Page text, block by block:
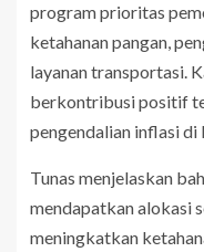
program prioritas
ketahanan pangan,
layanan transportasi.
berkontribusi positif
pengendalian inflasi di
Tunas menjelaskan
mendapatkan alokasi
meningkatkan